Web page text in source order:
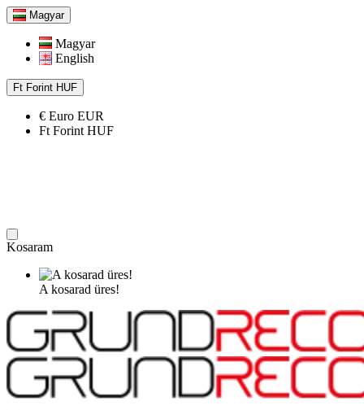
Magyar
Magyar
English
Ft Forint HUF
€ Euro EUR
Ft Forint HUF
Kosaram
A kosarad üres!